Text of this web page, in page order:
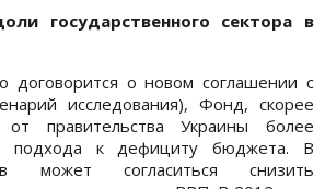
государственного сектора в
договорится о новом соглашении с
исследования), Фонд, скорее
от правительства Украины более
подхода к дефициту бюджета. В
может согласиться снизить